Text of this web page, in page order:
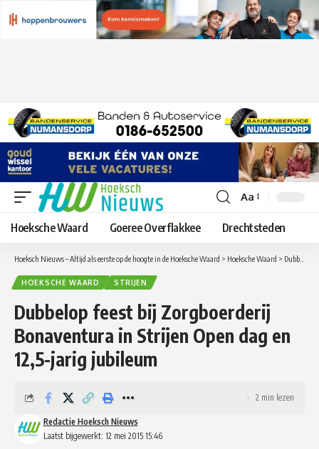
Lettergrootte
aanpassen
Aa
Hoeksche Waard Goeree Overflakkee Drechtsteden
Hoeksch Nieuws – Altijd als eerste op de hoogte in de Hoeksche Waard > Hoeksche Waard > Dubbelop feest bij Zorgboerderij Bonaventura in Strijen Open dag en 12,5-jarig jubileum
HOEKSCHE WAARD STRIJEN
Dubbelop feest bij Zorgboerderij
Bonaventura in Strijen Open dag en
12,5-jarig jubileum
Laatst bijgewerkt: 12 mei 2015 15:46
Redactie Hoeksch Nieuws
2 min lezen